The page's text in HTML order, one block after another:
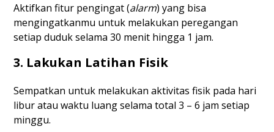
Aktifkan fitur pengingat (alarm) yang bisa
mengingatkanmu untuk melakukan peregangan
setiap duduk selama 30 menit hingga 1 jam.
3. Lakukan Latihan Fisik
Sempatkan untuk melakukan aktivitas fisik pada hari
libur atau waktu luang selama total 3 – 6 jam setiap
minggu.